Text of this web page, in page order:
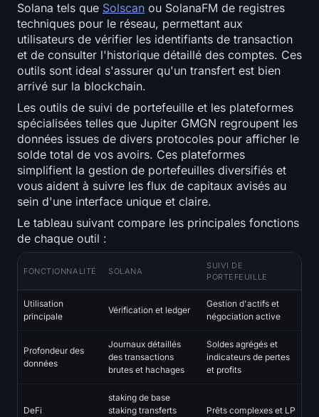
Suivi du gas ETH
Suivi de portefeuille de cryptos
Calculateur de staking de cryptomonnaies
À propos
S'inscrire
Langue
Solana tels que Solscan ou SolanaFM de registres
techniques pour le réseau, permettant aux
utilisateurs de vérifier les identifiants de transaction
et de consulter l'historique détaillé des comptes. Ces
outils sont ideal s'assurer qu'un transfert est bien
arrivé sur la blockchain.
Les outils de suivi de portefeuille et les plateformes
spécialisées telles que Jupiter GMGN regroupent les
données issues de divers protocoles pour afficher le
solde total de vos avoirs. Ces plateformes
simplifient la gestion de portefeuilles diversifiés et
vous aident à suivre les flux de capitaux avisés au
sein d'une interface unique et claire.
Le tableau suivant compare les principales fonctions
de chaque outil :
FONCTIONNALITÉ SOLANA
SUIVI DE
PORTEFEUILLE
Utilisation
principale
Vérification et ledger
Gestion d'actifs et
négociation active
Profondeur des
données
Journaux détaillés
des transactions
brutes et hachages
Soldes agrégés et
indicateurs de pertes
et profits
DeFi
staking de base
staking transferts
Prêts complexes et LP